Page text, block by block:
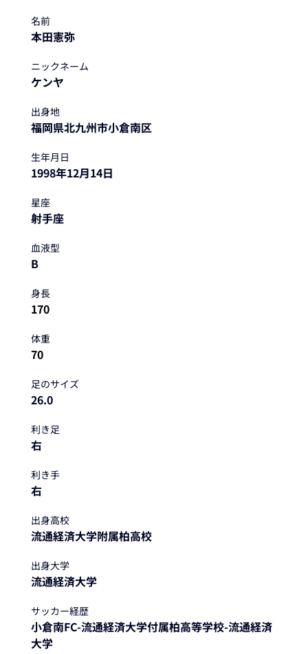
名前
本田憲弥
ニックネーム
ケンヤ
出身地
福岡県北九州市小倉南区
生年月日
1998年12月14日
星座
射手座
血液型
B
身長
170
体重
70
足のサイズ
26.0
利き足
右
利き手
右
出身高校
流通経済大学附属柏高校
出身大学
流通経済大学
サッカー経歴
小倉南FC-流通経済大学付属柏高等学校-流通経済
大学